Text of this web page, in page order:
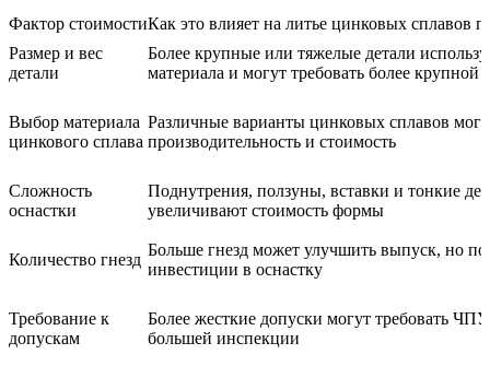
Фактор стоимостиКак это влияет на литье цинковых сплавов
Размер и вес
детали
Более крупные или тяжелые детали
материала и могут требовать более крупной
Выбор материала
цинкового сплава
Различные варианты цинковых сплавов
производительность и стоимость
Сложность
оснастки
Поднутрения, ползуны, вставки и тонкие
увеличивают стоимость формы
Количество гнезд
Больше гнезд может улучшить выпуск, но
инвестиции в оснастку
Требование к
допускам
Более жесткие допуски могут требовать
большей инспекции